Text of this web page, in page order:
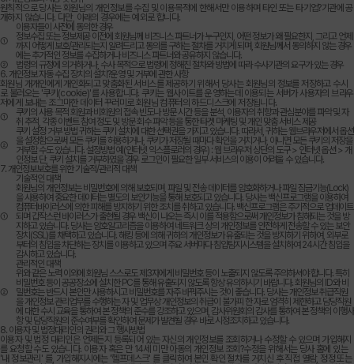
원칙적으로 당사는 회원님의 개인정보를 수집 및 이용목적에 한해서만 이용하며 타인 또는 타기업?기관에 공
개하지 않습니다. 다만, 아래의 경우에는 예외로 합니다.
①
이용자들이 사전에 동의한 경우
정보수집 또는 정보제공 이전에 회원님께 비즈니스 파트너가 누구인지, 어떤 정보가 왜 필요한지, 그리고 언제
까지 어떻게 보호/관리되는지 알려드리고 동의를 구하는 절차를 거치게 되며, 회원님께서 동의하지 않는 경우
에는 추가적인 정보를 수집하거나 비즈니스 파트너와 공유하지 않습니다.
②
법령의 규정에 의거하거나, 수사 목적으로 법령에 정해진 절차와 방법에 따라 수사기관의 요구가 있는 경우
6. 개인정보 자동 수집 장치의 설치?운영 및 거부에 관한 사항
회원님 개개인에게 개인화되고 맞춤화된 서비스를 제공하기 위해서 당사는 회원님의 정보를 저장하고 수시
로 불러오는 '쿠키(cookie)'를 사용합니다. 쿠키는 웹사이트를 운영하는데 이용되는 서버가 사용자의 브라우
저에게 보내는 조그마한 데이터 꾸러미로 회원님 컴퓨터의 하드디스크에 저장됩니다.
①
쿠키의 사용 목적 회원과 비회원의 접속 빈도나 방문 시간 등을 분석, 이용자의 취향과 관심분야를 파악 및 자
취 추적, 각종 이벤트 참여 정도 및 방문 회수 파악 등을 통한 타겟 마케팅 및 개인 맞춤 서비스 제공
②
쿠키 설정 거부 방법 귀하는 쿠키 설치에 대한 선택권을 가지고 있습니다. 따라서, 귀하는 웹브라우저에서 옵션
을 설정함으로써 모든 쿠키를 허용하거나, 쿠키가 저장될 때마다 확인을 거치거나, 아니면 모든 쿠키의 저장을
거부할 수도 있습니다. 설정방법 예(인터넷 익스플로러의 경우) : 웹 브라우저 상단의 도구 > 인터넷 옵션 > 개
인정보 단, 쿠키 설치를 거부하였을 경우 로그인이 필요한 일부 서비스의 이용이 어려울 수 있습니다.
7. 개인정보보호를 위한 기술적/관리적 대책
①
기술적인 대책
회원님의 개인정보는 비밀번호에 의해 보호되며, 파일 및 전송 데이터를 암호화하거나 파일 잠금기능(Lock)
을 사용하여 중요한 데이터는 별도의 보안기능을 통해 보호되고 있습니다. 당사는 백신프로그램을 이용하여
컴퓨터바이러스에 의한 피해를 방지하기 위한 조치를 취하고 있습니다. 백신프로그램은 주기적으로 업데이트
되며 갑작스런 바이러스가 출현될 경우 백신이 나오는 즉시 이를 적용함으로써 개인정보가 침해되는 것을 방
지하고 있습니다. 당사는 암호알고리즘을 이용하여 네트워크 상의 개인정보를 안전하게 전송할 수 있는 보안
장치(SSL)를 채택하고 있습니다. 해킹 등에 의해 귀하의 개인정보가 유출되는 것을 방지하기 위하여, 외부로
부터의 침입을 차단하는 장치를 이용하고 있으며 주요 서버마다 침입탐지시스템을 설치하여 24시간 침입을
감시하고 있습니다.
②
관리적인 대책
위와 같은 노력 이외에 회원님 스스로도 제3자에게 비밀번호 등이 노출되지 않도록 주의하셔야 합니다. 특히
비밀번호 등이 공공장소에 설치한 PC를 통해 유출되지 않도록 항상 유의하시기 바랍니다. 회원님의 ID와 비
밀번호는 반드시 본인만 사용하시고 비밀번호를 자주 바꿔주시는 것이 좋습니다. 당사는 개인정보 취급직원
을 개인정보 관리업무를 수행하는 자 및 업무상 개인정보의 취급이 불가피 한 자로 엄격히 제한하고 담당직원
에 대한 수시 교육을 통하여 본 정책의 준수를 강조하고 있으며, 감사위원회의 감사를 통하여 본 정책의 이행사
항 및 담당직원의 준수여부를 확인하여 문제가 발견될 경우 바로 시정조치하고 있습니다.
8. 이용자 및 법정대리인의 권리와 그 행사방법
이용자 및 법정 대리인은 언제든지 등록되어 있는 자신의 개인정보를 조회하거나 수정할 수 있으며 가입해지
를 요청할 수도 있습니다. 이용자 혹은 만 14세 미만 아동의 개인정보 조회?수정을 위해서는 당사 홈에 있는
'내 정보관리' 를, 가입해지시에는 '헬프데스크' 를 클릭하여 본인 확인 절차를 거치신 후 직접 열람, 정정 또는